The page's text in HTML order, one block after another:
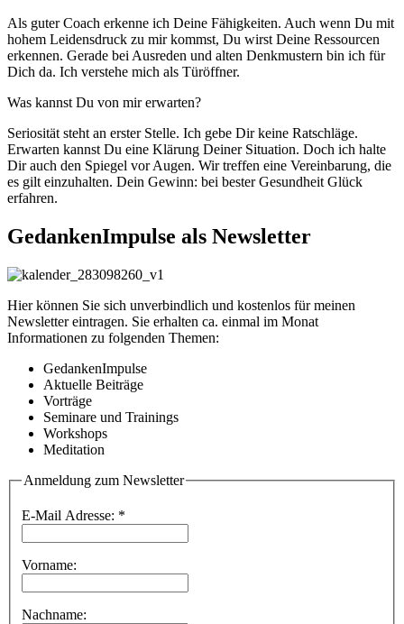
Als guter Coach erkenne ich Deine Fähigkeiten. Auch wenn Du mit
hohem Leidensdruck zu mir kommst, Du wirst Deine Ressourcen
erkennen. Gerade bei Ausreden und alten Denkmustern bin ich für
Dich da. Ich verstehe mich als Türöffner.
Was kannst Du von mir erwarten?
Seriosität steht an erster Stelle. Ich gebe Dir keine Ratschläge.
Erwarten kannst Du eine Klärung Deiner Situation. Doch ich halte
Dir auch den Spiegel vor Augen. Wir treffen eine Vereinbarung, die
es gilt einzuhalten. Dein Gewinn: bei bester Gesundheit Glück
erfahren.
GedankenImpulse als Newsletter
Hier können Sie sich unverbindlich und kostenlos für meinen
Newsletter eintragen. Sie erhalten ca. einmal im Monat
Informationen zu folgenden Themen:
GedankenImpulse
Aktuelle Beiträge
Vorträge
Seminare und Trainings
Workshops
Meditation
Anmeldung zum Newsletter
E-Mail Adresse: *
Vorname:
Nachname: